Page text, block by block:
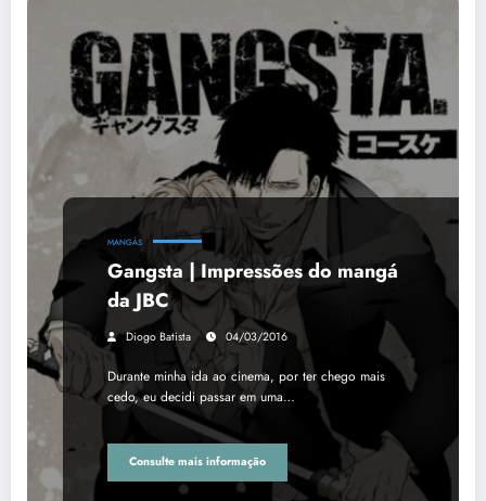
MANGÁS
Gangsta | Impressões do mangá
da JBC
Diogo Batista 04/03/2016
Durante minha ida ao cinema, por ter chego mais
cedo, eu decidi passar em uma…
Consulte mais informação